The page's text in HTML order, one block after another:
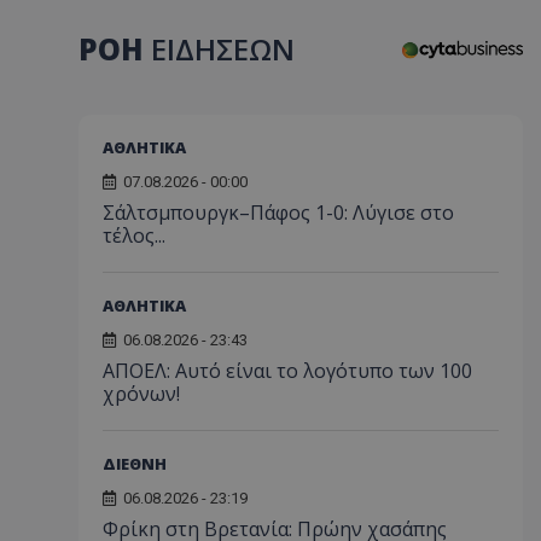
ΡΟΗ ΕΙΔΗΣΕΩΝ
ΑΘΛΗΤΙΚΑ
07.08.2026 - 00:00
Σάλτσμπουργκ–Πάφος 1-0: Λύγισε στο
τέλος...
ΑΘΛΗΤΙΚΑ
06.08.2026 - 23:43
ΑΠΟΕΛ: Αυτό είναι το λογότυπο των 100
χρόνων!
ΔΙΕΘΝΗ
06.08.2026 - 23:19
Φρίκη στη Βρετανία: Πρώην χασάπης